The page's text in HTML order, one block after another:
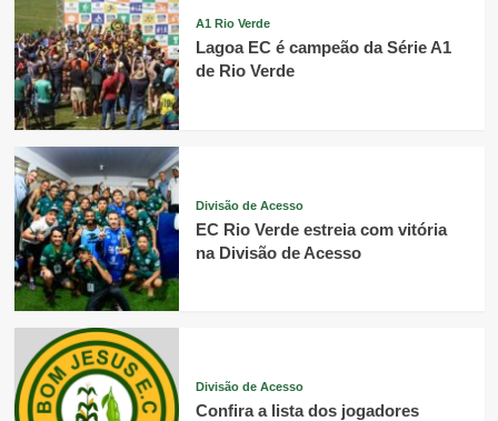
A1 Rio Verde
Lagoa EC é campeão da Série A1
de Rio Verde
Divisão de Acesso
EC Rio Verde estreia com vitória
na Divisão de Acesso
Divisão de Acesso
Confira a lista dos jogadores